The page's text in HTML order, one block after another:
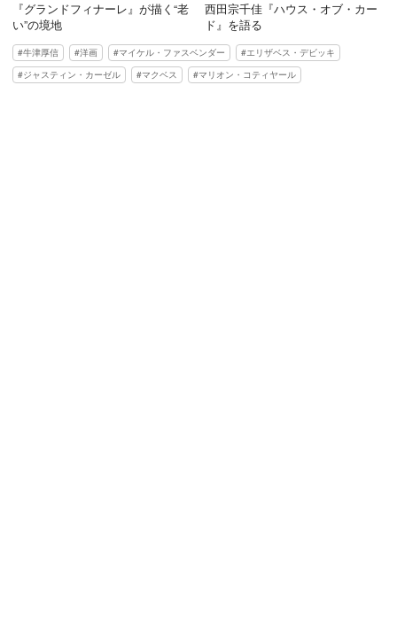
『グランドフィナーレ』が描く“老
い”の境地
西田宗千佳『ハウス・オブ・カー
ド』を語る
牛津厚信 洋画 マイケル・ファスベンダー
エリザベス・デビッキ
ジャスティン・カーゼル
マクベス マリオン・コティヤール